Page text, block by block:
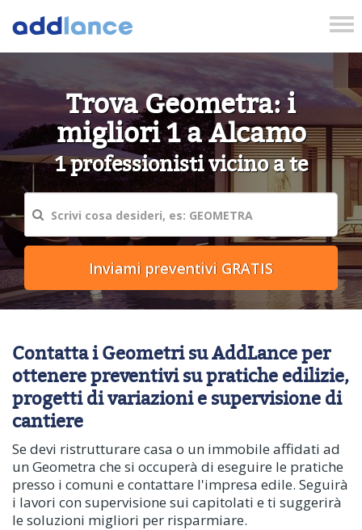
Trova Geometra: i
migliori 1 a Alcamo
1 professionisti vicino a te
Contatta i Geometri su AddLance per
ottenere preventivi su pratiche edilizie,
progetti di variazioni e supervisione di
cantiere
Se devi ristrutturare casa o un immobile affidati ad
un Geometra che si occuperà di eseguire le pratiche
presso i comuni e contattare l'impresa edile. Seguirà
i lavori con supervisione sui capitolati e ti suggerirà
le soluzioni migliori per risparmiare.